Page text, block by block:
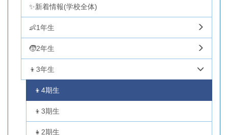
✨新着情報(学校全体)
👶1年生
🧒2年生
👦3年生
👦4期生
👦3期生
👧2期生